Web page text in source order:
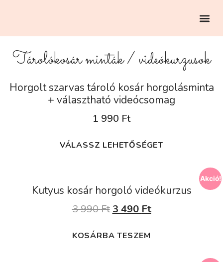
Tárolókosár minták / videókurzusok
Horgolt szarvas tároló kosár horgolásminta
+ választható videócsomag
1 990 Ft
VÁLASSZ LEHETŐSÉGET
Akció!
Kutyus kosár horgoló videókurzus
3 990Ft 3 490 Ft
KOSÁRBA TESZEM